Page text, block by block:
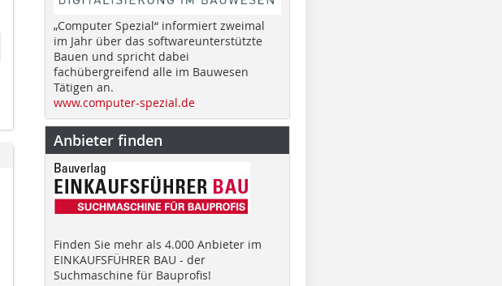
„Computer Spezial“ informiert zweimal
im Jahr über das softwareunterstützte
Bauen und spricht dabei
fachübergreifend alle im Bauwesen
Tätigen an.
www.computer-spezial.de
Anbieter finden
Finden Sie mehr als 4.000 Anbieter im
EINKAUFSFÜHRER BAU - der
Suchmaschine für Bauprofis!